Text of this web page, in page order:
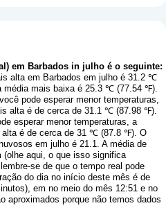
em Barbados in julho é o seguinte:
alta em Barbados em julho é 31.2 ℃
média mais baixa é 25.3 ℃ (77.54 ℉).
pode esperar menor temperaturas,
alta é de cerca de 31.1 ℃ (87.98 ℉).
esperar menor temperaturas, a
alta é de cerca de 31 ℃ (87.8 ℉). O
em julho é 21.1. A média de
(olhe aqui, o que isso significa
se de que o tempo real pode
do dia no início deste mês é de
em no meio do mês 12:51 e no
aproximados porque não temos dados